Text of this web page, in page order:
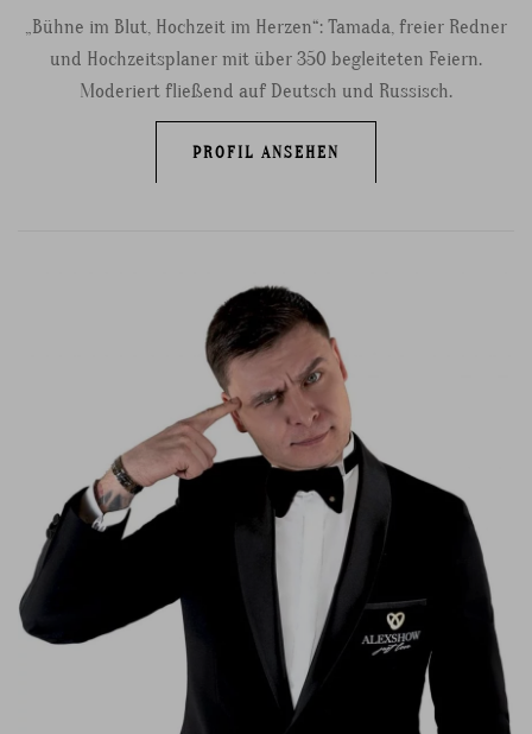
„Bühne im Blut, Hochzeit im Herzen“: Tamada, freier Redner
und Hochzeitsplaner mit über 350 begleiteten Feiern.
Moderiert fließend auf Deutsch und Russisch.
PROFIL ANSEHEN